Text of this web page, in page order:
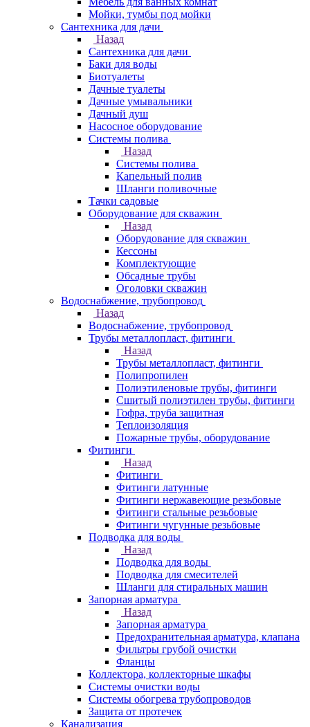
Мойки, тумбы под мойки
Сантехника для дачи
Назад
Сантехника для дачи
Баки для воды
Биотуалеты
Дачные туалеты
Дачные умывальники
Дачный душ
Насосное оборудование
Системы полива
Назад
Системы полива
Капельный полив
Шланги поливочные
Тачки садовые
Оборудование для скважин
Назад
Оборудование для скважин
Кессоны
Комплектующие
Обсадные трубы
Оголовки скважин
Водоснабжение, трубопровод
Назад
Водоснабжение, трубопровод
Трубы металлопласт, фитинги
Назад
Трубы металлопласт, фитинги
Полипропилен
Полиэтиленовые трубы, фитинги
Сшитый полиэтилен трубы, фитинги
Гофра, труба защитная
Теплоизоляция
Пожарные трубы, оборудование
Фитинги
Назад
Фитинги
Фитинги латунные
Фитинги нержавеющие резьбовые
Фитинги стальные резьбовые
Фитинги чугунные резьбовые
Подводка для воды
Назад
Подводка для воды
Подводка для смесителей
Шланги для стиральных машин
Запорная арматура
Назад
Запорная арматура
Предохранительная арматура, клапана
Фильтры грубой очистки
Фланцы
Коллектора, коллекторные шкафы
Системы очистки воды
Системы обогрева трубопроводов
Защита от протечек
Канализация